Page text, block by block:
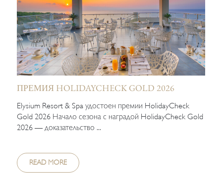
ПРЕМИЯ HOLIDAYCHECK GOLD 2026
Elysium Resort & Spa удостоен премии HolidayCheck
Gold 2026 Начало сезона с наградой HolidayCheck Gold
2026 — доказательство ...
READ MORE